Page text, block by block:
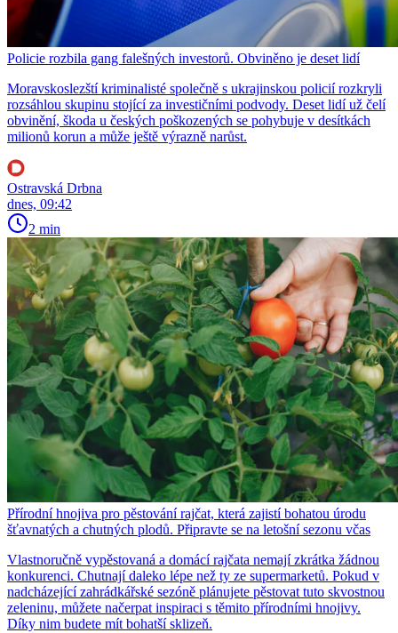
Policie rozbila gang falešných investorů. Obviněno je deset lidí
Moravskoslezští kriminalisté společně s ukrajinskou policií rozkryli
rozsáhlou skupinu stojící za investičními podvody. Deset lidí už čelí
obvinění, škoda u českých poškozených se pohybuje v desítkách
milionů korun a může ještě výrazně narůst.
Ostravská Drbna
dnes, 09:42
2 min
Přírodní hnojiva pro pěstování rajčat, která zajistí bohatou úrodu
šťavnatých a chutných plodů. Připravte se na letošní sezonu včas
Vlastnoručně vypěstovaná a domácí rajčata nemají zkrátka žádnou
konkurenci. Chutnají daleko lépe než ty ze supermarketů. Pokud v
nadcházející zahrádkářské sezóně plánujete pěstovat tuto skvostnou
zeleninu, můžete načerpat inspiraci s těmito přírodními hnojivy.
Díky nim budete mít bohatší sklizeň.